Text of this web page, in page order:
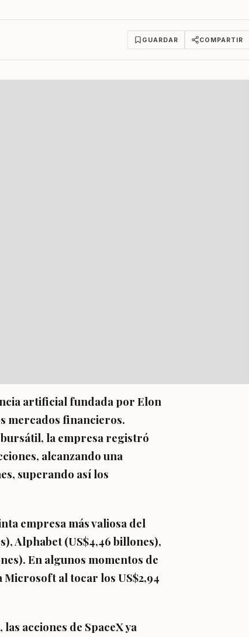
GUARDAR COMPARTIR
artificial fundada por Elon
mercados financieros.
la empresa registró
alcanzando una
superando así los
empresa más valiosa del
Alphabet (US$4,46 billones),
En algunos momentos de
al tocar los US$2,94
acciones de SpaceX ya